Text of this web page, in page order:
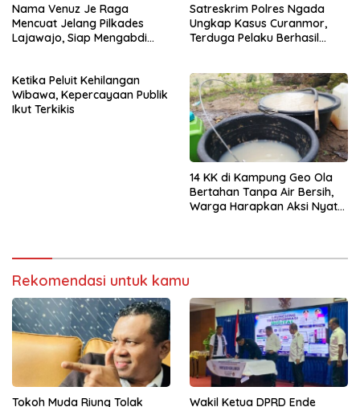
Nama Venuz Je Raga
Mencuat Jelang Pilkades
Lajawajo, Siap Mengabdi
Satreskrim Polres Ngada
Ungkap Kasus Curanmor,
Terduga Pelaku Berhasil
Ketika Peluit Kehilangan
Wibawa, Kepercayaan Publik
Ikut Terkikis
14 KK di Kampung Geo Ola
Bertahan Tanpa Air Bersih,
Warga Harapkan Aksi Nyata
Rekomendasi untuk kamu
Tokoh Muda Riung Tolak Wakil Ketua DPRD Ende